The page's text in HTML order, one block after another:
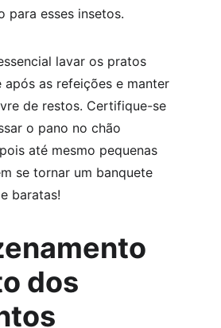
para esses insetos.
lavar os pratos
após as refeições e manter
de restos. Certifique-se
o pano no chão
até mesmo pequenas
se tornar um banquete
baratas!
dos